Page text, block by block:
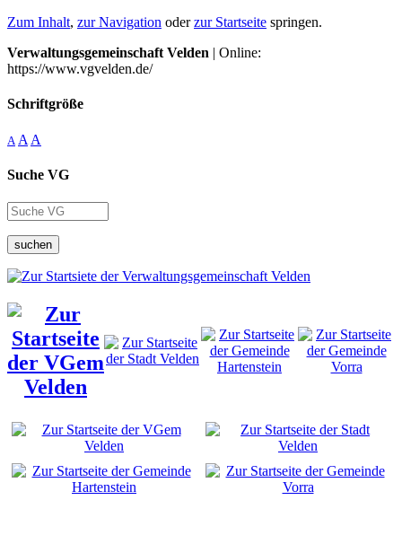
Zum Inhalt, zur Navigation oderzur Startseite springen.
Verwaltungsgemeinschaft Velden | Online:
https://www.vgvelden.de/
Schriftgröße
A A A
Suche VG
suchen